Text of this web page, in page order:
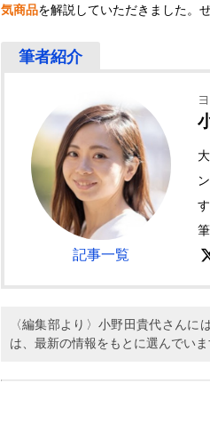
気商品を解説していただきました。
記事一覧
〈編集部より〉小野田貴代さん
は、最新の情報をもとに選んでいま